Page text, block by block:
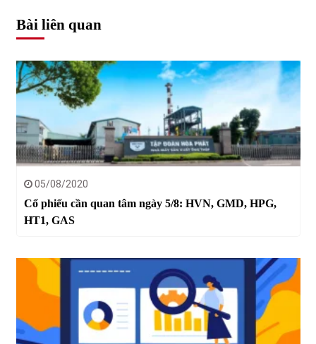
Bài liên quan
05/08/2020
Cổ phiếu cần quan tâm ngày 5/8: HVN, GMD, HPG,
HT1, GAS